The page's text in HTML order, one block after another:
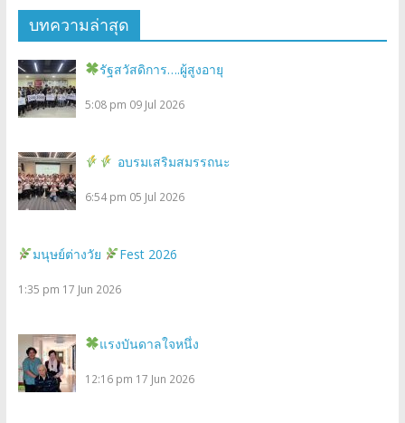
บทความล่าสุด
รัฐสวัสดิการ….ผู้สูงอายุ
5:08 pm 09 Jul 2026
อบรมเสริมสมรรถนะ
6:54 pm 05 Jul 2026
มนุษย์ต่างวัย Fest 2026
1:35 pm 17 Jun 2026
แรงบันดาลใจหนึ่ง
12:16 pm 17 Jun 2026